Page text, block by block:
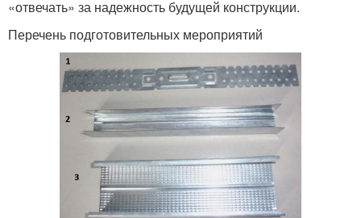
«отвечать» за надежность будущей конструкции.
Перечень подготовительных мероприятий